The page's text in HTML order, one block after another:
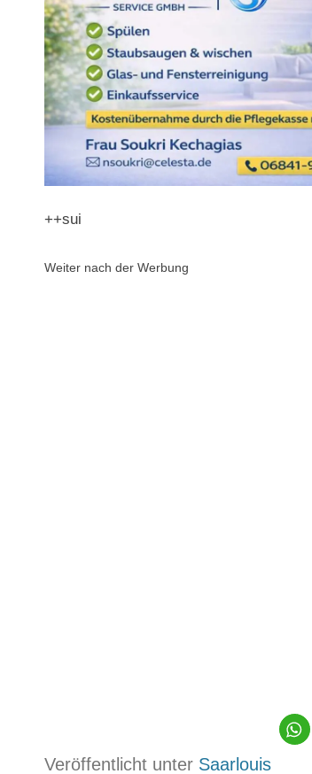
++sui
Weiter nach der Werbung
Veröffentlicht unter Saarlouis